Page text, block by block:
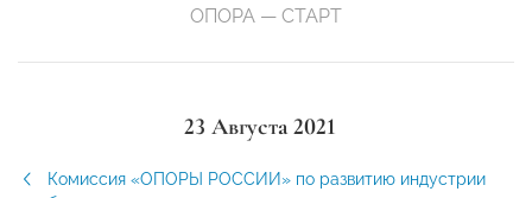
ОПОРА — СТАРТ
23 Августа 2021
Комиссия «ОПОРЫ РОССИИ» по развитию индустрии